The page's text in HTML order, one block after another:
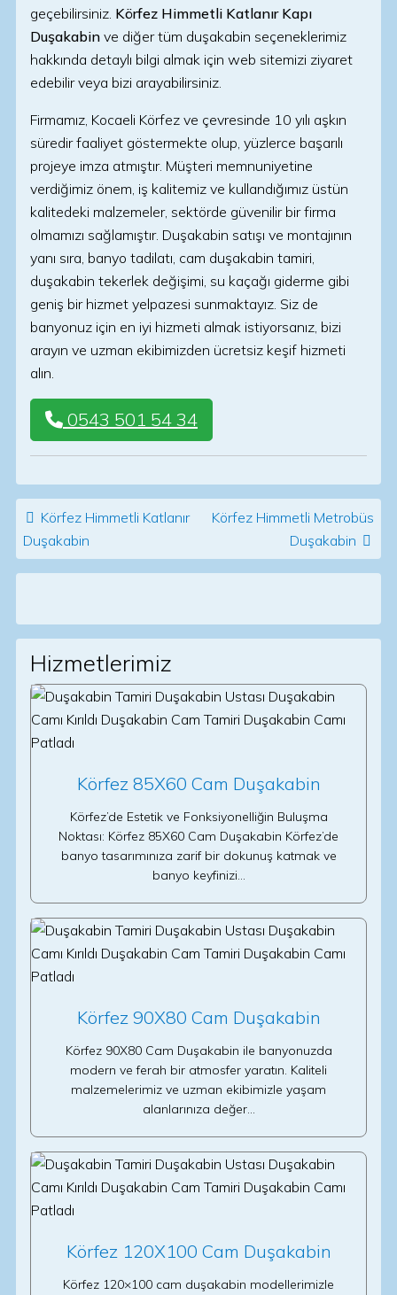
geçebilirsiniz. Körfez Himmetli Katlanır Kapı
Duşakabin ve diğer tüm duşakabin seçeneklerimiz
hakkında detaylı bilgi almak için web sitemizi ziyaret
edebilir veya bizi arayabilirsiniz.
Firmamız, Kocaeli Körfez ve çevresinde 10 yılı aşkın
süredir faaliyet göstermekte olup, yüzlerce başarılı
projeye imza atmıştır. Müşteri memnuniyetine
verdiğimiz önem, iş kalitemiz ve kullandığımız üstün
kalitedeki malzemeler, sektörde güvenilir bir firma
olmamızı sağlamıştır. Duşakabin satışı ve montajının
yanı sıra, banyo tadilatı, cam duşakabin tamiri,
duşakabin tekerlek değişimi, su kaçağı giderme gibi
geniş bir hizmet yelpazesi sunmaktayız. Siz de
banyonuz için en iyi hizmeti almak istiyorsanız, bizi
arayın ve uzman ekibimizden ücretsiz keşif hizmeti
alın.
0543 501 54 34
Post navigation
Körfez Himmetli Katlanır
Duşakabin
Körfez Himmetli Metrobüs
Duşakabin
Hizmetlerimiz
Körfez 85X60 Cam Duşakabin
Körfez’de Estetik ve Fonksiyonelliğin Buluşma
Noktası: Körfez 85X60 Cam Duşakabin Körfez’de
banyo tasarımınıza zarif bir dokunuş katmak ve
banyo keyfinizi…
Körfez 90X80 Cam Duşakabin
Körfez 90X80 Cam Duşakabin ile banyonuzda
modern ve ferah bir atmosfer yaratın. Kaliteli
malzemelerimiz ve uzman ekibimizle yaşam
alanlarınıza değer…
Körfez 120X100 Cam Duşakabin
Körfez 120×100 cam duşakabin modellerimizle